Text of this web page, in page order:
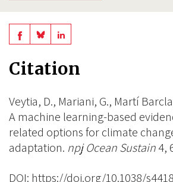
Share
on
Share
BlueSky
Share
Linkedin
Citation
Veytia, D., Mariani, G., Martí
A machine learning-based
related options for climate
adaptation. npj Ocean Sustain4,
DOI: https://doi.org/10.1038/